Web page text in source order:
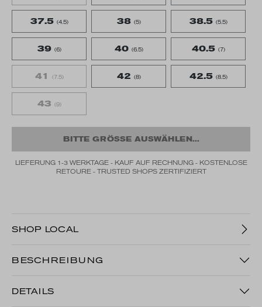
37.5 (4.5) 38 (5) 38.5 (5.5)
39 (6) 40 (6.5) 40.5 (7)
41 (7.5) 42 (8) 42.5 (8.5)
43 (9)
BITTE GRÖSSE AUSWÄHLEN...
LIEFERUNG 1-3 WERKTAGE - KAUF AUF RECHNUNG - KOSTENLOSE
RETOURE - TRUSTED SHOPS ZERTIFIZIERT
SHOP LOCAL
BESCHREIBUNG
DETAILS